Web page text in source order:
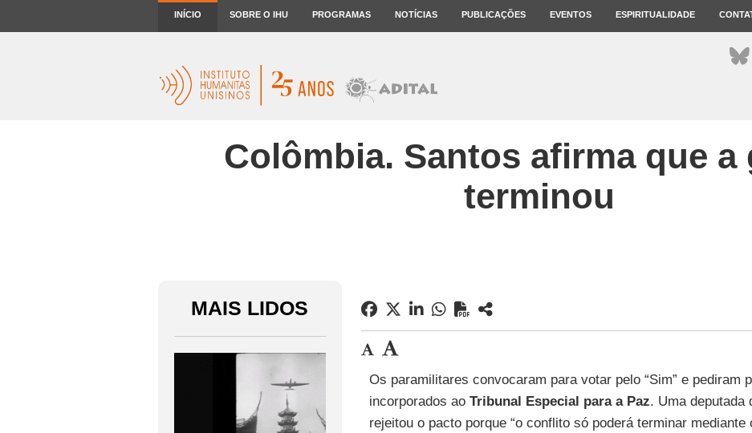
INÍCIO SOBRE O IHU PROGRAMAS NOTÍCIAS PUBLICAÇÕES EVENTOS ESPIRITUALIDADE
Colômbia. Santos afirma que a
terminou
MAIS LIDOS
Os paramilitares convocaram para votar pelo “Sim” e pediram
incorporados ao Tribunal Especial para a Paz. Uma deputada
rejeitou o pacto porque “o conflito só poderá terminar mediante